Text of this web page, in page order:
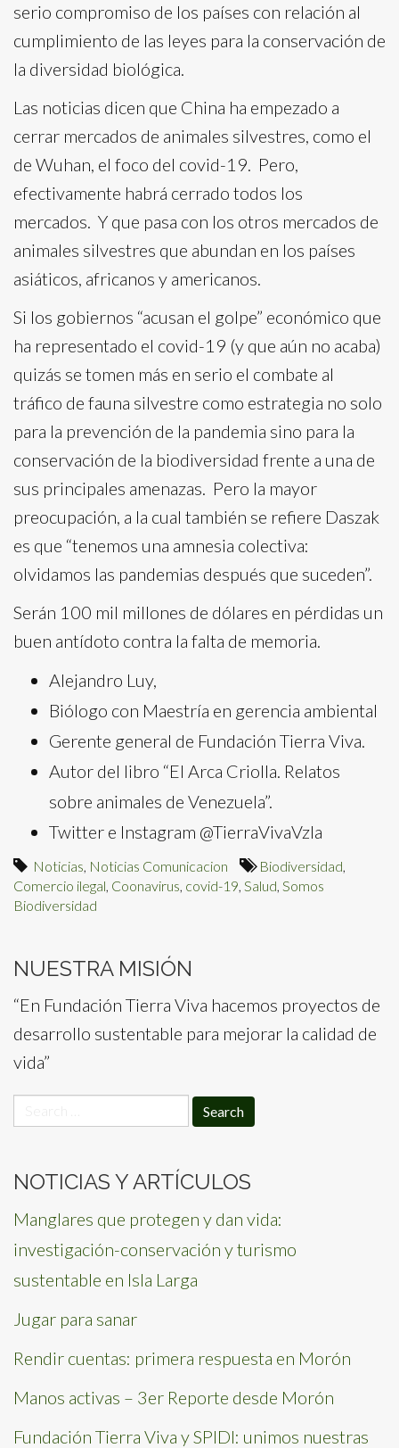
serio compromiso de los países con relación al
cumplimiento de las leyes para la conservación de
la diversidad biológica.
Las noticias dicen que China ha empezado a
cerrar mercados de animales silvestres, como el
de Wuhan, el foco del covid-19. Pero,
efectivamente habrá cerrado todos los
mercados. Y que pasa con los otros mercados de
animales silvestres que abundan en los países
asiáticos, africanos y americanos.
Si los gobiernos “acusan el golpe” económico que
ha representado el covid-19 (y que aún no acaba)
quizás se tomen más en serio el combate al
tráfico de fauna silvestre como estrategia no solo
para la prevención de la pandemia sino para la
conservación de la biodiversidad frente a una de
sus principales amenazas. Pero la mayor
preocupación, a la cual también se refiere Daszak
es que “tenemos una amnesia colectiva:
olvidamos las pandemias después que suceden”.
Serán 100 mil millones de dólares en pérdidas un
buen antídoto contra la falta de memoria.
Alejandro Luy,
Biólogo con Maestría en gerencia ambiental
Gerente general de Fundación Tierra Viva.
Autor del libro “El Arca Criolla. Relatos
sobre animales de Venezuela”.
Twitter e Instagram @TierraVivaVzla
Noticias Noticias Comunicacion Biodiversidad
Comercio ilegal Coonavirus covid-19 Salud Somos
Biodiversidad
NUESTRA MISIÓN
“En Fundación Tierra Viva hacemos proyectos de
desarrollo sustentable para mejorar la calidad de
vida”
for:
NOTICIAS Y ARTÍCULOS
Manglares que protegen y dan vida:
investigación-conservación y turismo
sustentable en Isla Larga
Jugar para sanar
Rendir cuentas: primera respuesta en Morón
Manos activas – 3er Reporte desde Morón
Fundación Tierra Viva y SPIDI: unimos nuestras